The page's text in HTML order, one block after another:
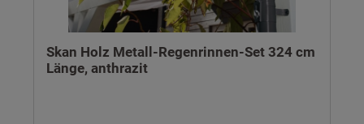
Skan Holz Metall-Regenrinnen-Set 324 cm
Länge, anthrazit